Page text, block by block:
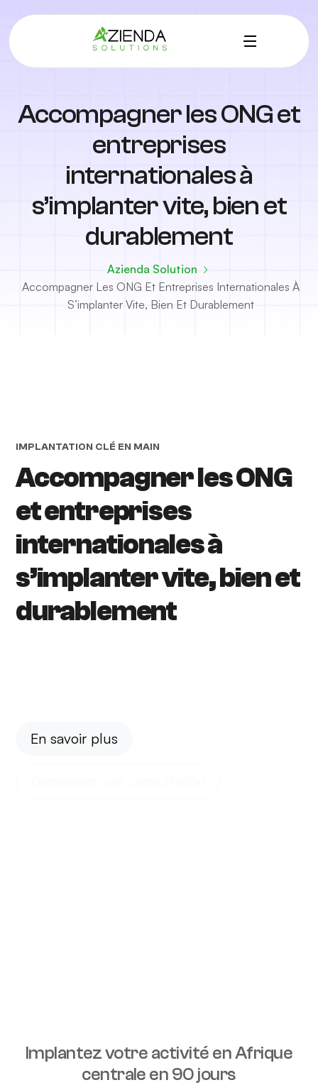
Accompagner les ONG et
entreprises
internationales à
s’implanter vite, bien et
durablement
Azienda Solution
Accompagner Les ONG Et Entreprises Internationales À
S’implanter Vite, Bien Et Durablement
IMPLANTATION CLÉ EN MAIN
Accompagner les ONG
et entreprises
internationales à
s’implanter vite, bien et
durablement
En savoir plus
Implantez votre activité en Afrique
centrale en 90 jours